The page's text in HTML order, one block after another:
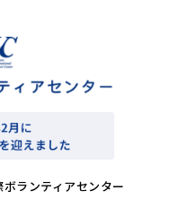
ランティアセンター